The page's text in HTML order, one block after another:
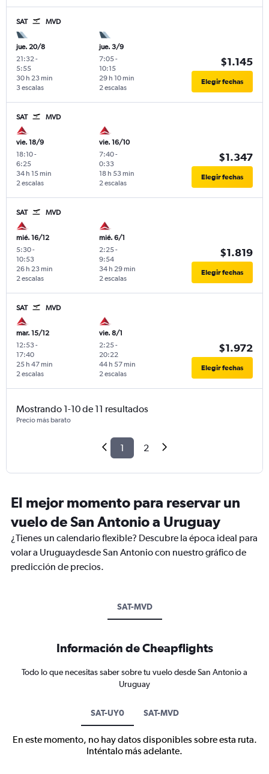
SAT MVD
jue. 20/8
21:32 -
5:55
3 escalas
30 h 23 min
jue. 3/9
7:05-
10:15
2 escalas
29 h 10 min
$1.145
Elegir fechas
SAT MVD
vie. 18/9
18:10-
6:25
2 escalas
34 h 15 min
vie. 16/10
7:40-
0:33
2 escalas
18 h 53 min
$1.347
Elegir fechas
SAT MVD
mié. 16/12
5:30-
10:53
2 escalas
26 h 23 min
mié. 6/1
2:25-
9:54
2 escalas
34 h 29 min
$1.819
Elegir fechas
SAT MVD
mar. 15/12
12:53-
17:40
2 escalas
25 h 47 min
vie. 8/1
2:25-
20:22
2 escalas
44 h 57 min
$1.972
Elegir fechas
Mostrando 1-10 de 11 resultados
Precio más barato
1 2
El mejor momento para reservar un
vuelo de San Antonio a Uruguay
¿Tienes un calendario flexible? Descubre la época ideal para
volar a Uruguaydesde San Antonio con nuestro gráfico de
predicción de precios.
SAT-MVD
Información de Cheapflights
Todo lo que necesitas saber sobre tu vuelo desde San Antonio a
Uruguay
SAT-UY0 SAT-MVD
En este momento, no hay datos disponibles sobre esta ruta.
Inténtalo más adelante.